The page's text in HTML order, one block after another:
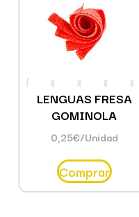
LENGUAS FRESA
GOMINOLA
0,25€/Unidad
Comprar